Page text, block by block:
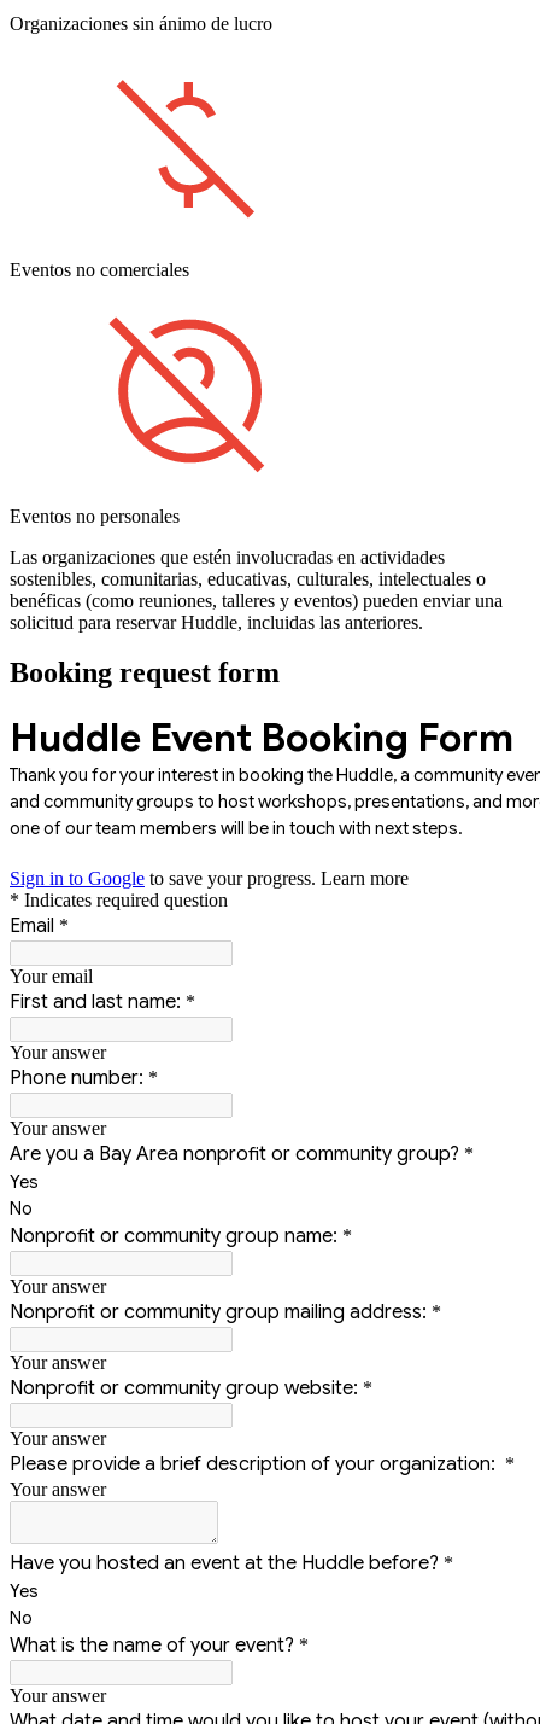
Organizaciones sin ánimo de lucro
Eventos no comerciales
Eventos no personales
Las organizaciones que estén involucradas en actividades
sostenibles, comunitarias, educativas, culturales, intelectuales o
benéficas (como reuniones, talleres y eventos) pueden enviar una
solicitud para reservar Huddle, incluidas las anteriores.
Booking request form